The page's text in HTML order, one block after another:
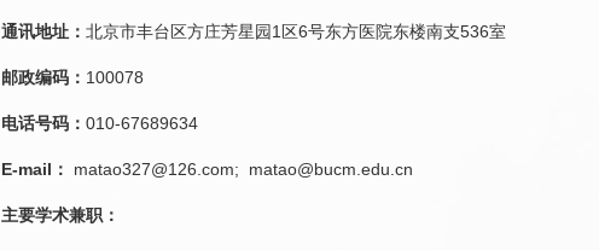
通讯地址： 北京市丰台区方庄芳星园1区6号东方医院东楼南支536室
邮政编码： 100078
电话号码 ： 010-67689634
E-mail： matao327@126.com; matao@bucm.edu.cn
主要学术兼职：